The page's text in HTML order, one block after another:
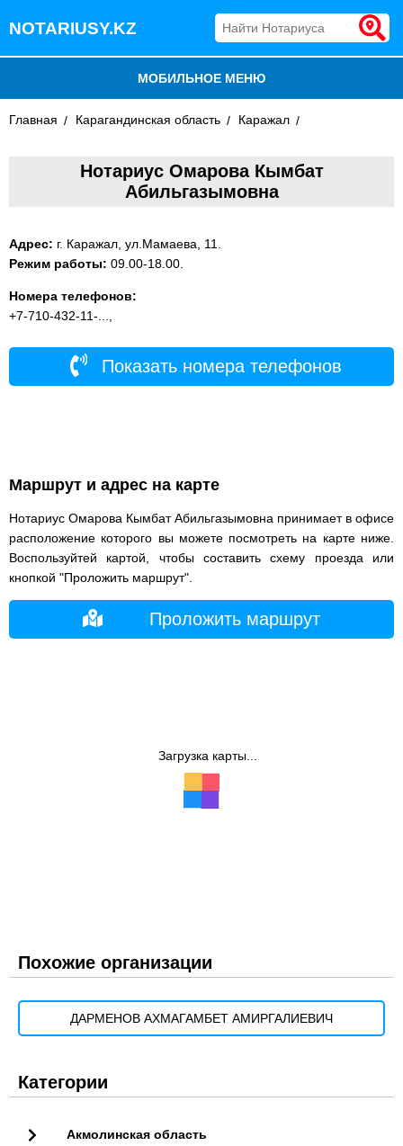
NOTARIUSY.KZ
МОБИЛЬНОЕ МЕНЮ
БЛОГ
ДОБАВИТЬ КОМПАНИЮ
Главная Карагандинская область Каражал
Нотариус Омарова Кымбат
Абильгазымовна
Адрес: г. Каражал, ул.Мамаева, 11.
Режим работы: 09.00-18.00.
Номера телефонов:
+7-710-432-11-...,
Показать номера телефонов
Маршрут и адрес на карте
Нотариус Омарова Кымбат Абильгазымовна принимает в офисе
расположение которого вы можете посмотреть на карте ниже.
Воспользуйтей картой, чтобы составить схему проезда или
кнопкой "Проложить маршрут".
Проложить маршрут
Загрузка карты...
Похожие организации
ДАРМЕНОВ АХМАГАМБЕТ АМИРГАЛИЕВИЧ
Категории
Акмолинская область